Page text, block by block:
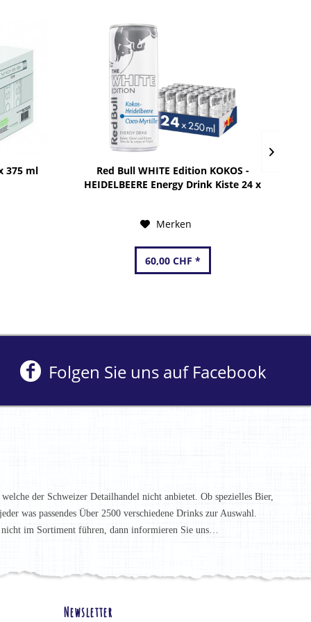
375 ml
Red Bull WHITE Edition KOKOS -
HEIDELBEERE Energy Drink Kiste 24 x
Merken
60,00 CHF *
Folgen Sie uns auf Facebook
der Schweizer Detailhandel nicht anbietet. Ob spezielles Bier,
was passendes Über 2500 verschiedene Drinks zur Auswahl.
nicht im Sortiment führen, dann informieren Sie uns…
Newsletter